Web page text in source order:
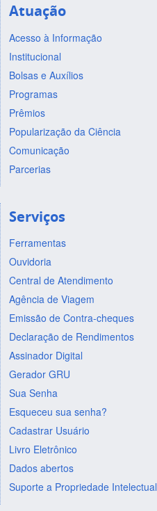
Atuação
Acesso à Informação
Institucional
Bolsas e Auxílios
Programas
Prêmios
Popularização da Ciência
Comunicação
Parcerias
Serviços
Ferramentas
Ouvidoria
Central de Atendimento
Agência de Viagem
Emissão de Contra-cheques
Declaração de Rendimentos
Assinador Digital
Gerador GRU
Sua Senha
Esqueceu sua senha?
Cadastrar Usuário
Livro Eletrônico
Dados abertos
Suporte a Propriedade Intelectual